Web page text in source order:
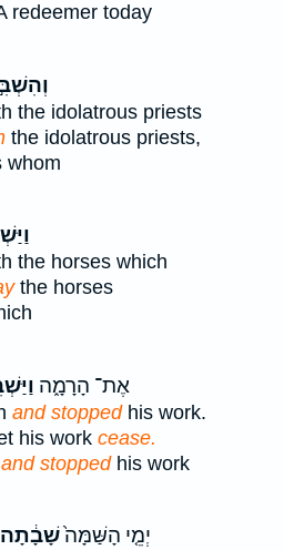
redeemer today
the idolatrous priests
the idolatrous priests,
whom
the horses which
the horses
אֶת־ הָרָמָ֑ה
and stoppedhis work.
his work cease.
and stoppedhis work
יְמֵ֤י הָשַּׁמָּה֙שָׁבָ֔תָה